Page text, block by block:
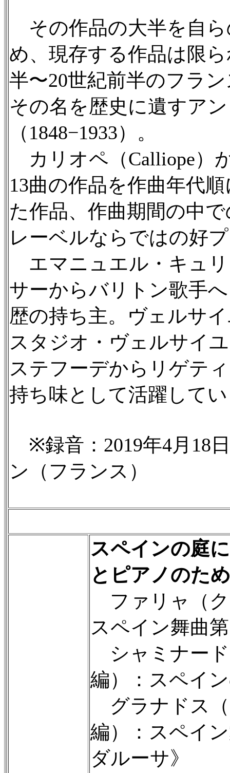
その作品の大半を自
め、現存する作品は限
半〜20世紀前半のフラ
その名を歴史に遺すア
（1848−1933）。
カリオペ（Calliope）
13曲の作品を作曲年代
た作品、作曲期間の中
レーベルならではの好
エマニュエル・キュ
サーからバリトン歌手
歴の持ち主。ヴェルサ
スタジオ・ヴェルサイ
ステフーデからリゲテ
持ち味として活躍して
※録音：2019年4月18
ン（フランス）
スペインの庭
とピアノのた
ファリャ（
スペイン舞曲
シャミナー
編）：スペイ
グラナドス
編）：スペイ
ダルーサ》